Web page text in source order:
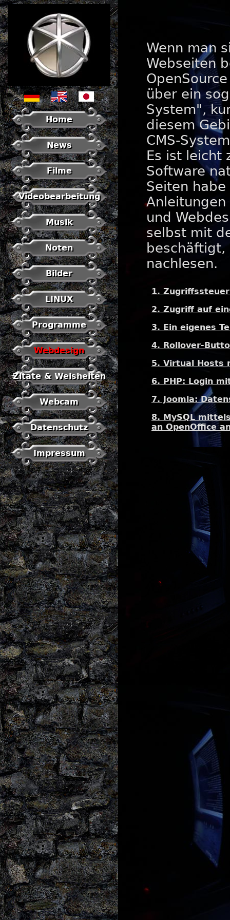
Home
News
Filme
Videobearbeitung
Musik
Noten
Bilder
LINUX
Programme
Webdesign
Zitate & Weisheiten
Webcam
Datenschutz
Impressum
Wenn man
Webseiten
über ein
System",
diesem
CMS-
Es ist leicht
Software
Seiten
Anleitungen
und
selbst mit
beschäftigt,
nachlesen.
1.
2. Zugriff auf
3. Ein eigenes
4. Rollover-
5. Virtual Hosts
6. PHP: Login
7. Joomla:
8. MySQL
an OpenOffice